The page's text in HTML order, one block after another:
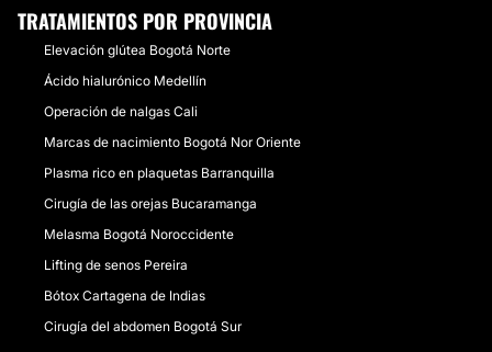
TRATAMIENTOS POR PROVINCIA
Elevación glútea Bogotá Norte
Ácido hialurónico Medellín
Operación de nalgas Cali
Marcas de nacimiento Bogotá Nor Oriente
Plasma rico en plaquetas Barranquilla
Cirugía de las orejas Bucaramanga
Melasma Bogotá Noroccidente
Lifting de senos Pereira
Bótox Cartagena de Indias
Cirugía del abdomen Bogotá Sur